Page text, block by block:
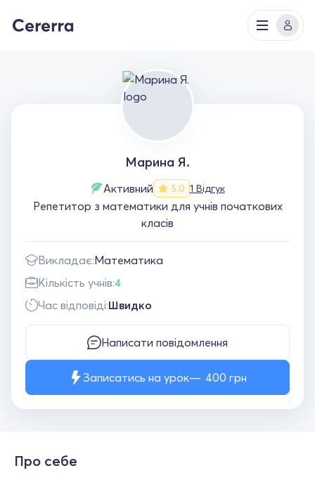
Марина Я.
Активний 5.0 1 Відгук
Репетитор з математики для учнів початкових
класів
Викладає:Математика
Кількість учнів:4
Час відповіді:Швидко
Написати повідомлення
Записатись на урок 400 грн
Про себе